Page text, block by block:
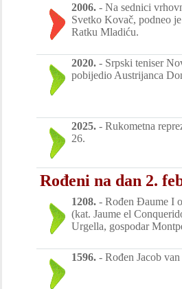
2006. - Na sednici
Svetko Kovač, podneo
Ratku Mladiću.
2020. - Srpski teniser
pobijedio Austrijanca
2025. - Rukometna
26.
Rođeni na dan 2.
1208. - Rođen Đaume I
(kat. Jaume el
Urgella, gospodar
1596. - Rođen Jacob